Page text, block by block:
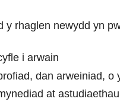
y rhaglen newydd yn
i arwain
dan arweiniad, o
at